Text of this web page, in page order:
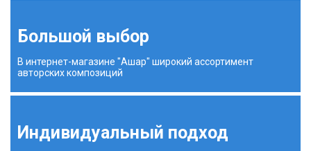
Большой выбор
В интернет-магазине "Ашар" широкий ассортимент
авторских композиций
Индивидуальный подход